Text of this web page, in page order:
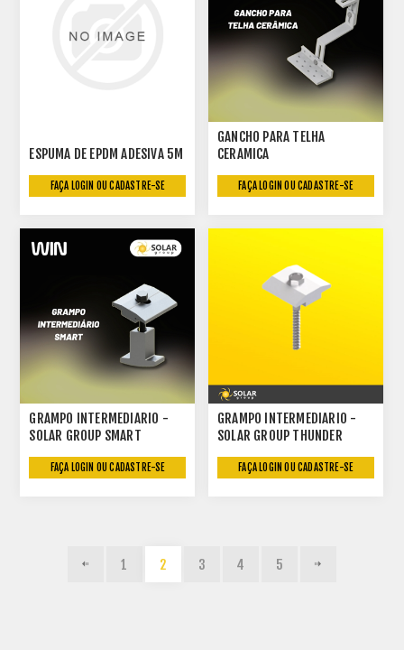
ESPUMA DE EPDM ADESIVA 5M
FAÇA LOGIN OU CADASTRE-SE
GANCHO PARA TELHA
CERAMICA
FAÇA LOGIN OU CADASTRE-SE
GRAMPO INTERMEDIARIO -
SOLAR GROUP SMART
FAÇA LOGIN OU CADASTRE-SE
GRAMPO INTERMEDIARIO -
SOLAR GROUP THUNDER
FAÇA LOGIN OU CADASTRE-SE
1 2 3 4 5